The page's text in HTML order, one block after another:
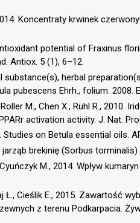
Koncentraty krwinek
potential of Fraxinus
Antiox. 5 (1), 6–12.
herbal
pubescens Ehrh., folium. 2008.
Roller M., Chen X., Rühl R.,
activation activity. J. Nat.
Studies on Betula essential oils.
brekinię (Sorbus
M., 2014. Wpływ
Ł., Cieślik E., 2015. Zawartość
z terenu Podkarpacia.